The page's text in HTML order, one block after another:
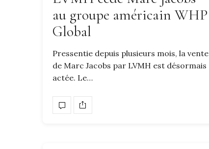
au groupe américain WHP
Global
Pressentie depuis plusieurs mois, la vente
de Marc Jacobs par LVMH est désormais
actée. Le…